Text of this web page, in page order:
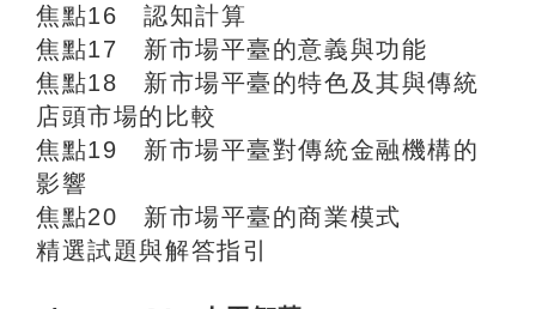
焦點16 認知計算
焦點17 新市場平臺的意義與功能
焦點18 新市場平臺的特色及其與傳統
店頭市場的比較
焦點19 新市場平臺對傳統金融機構的
影響
焦點20 新市場平臺的商業模式
精選試題與解答指引